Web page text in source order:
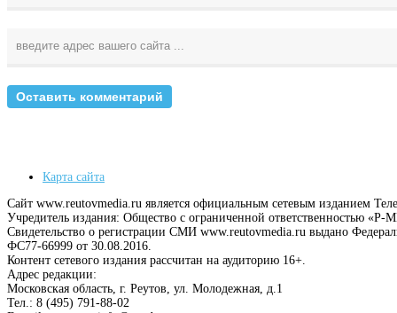
Карта сайта
Сайт www.reutovmedia.ru является официальным сетевым изданием
Учредитель издания: Общество с ограниченной ответственностью
Свидетельство о регистрации СМИ www.reutovmedia.ru выдано
ФС77-66999 от 30.08.2016.
Контент сетевого издания рассчитан на аудиторию 16+.
Адрес редакции:
Московская область, г. Реутов, ул. Молодежная, д.1
Тел.: 8 (495) 791-88-02